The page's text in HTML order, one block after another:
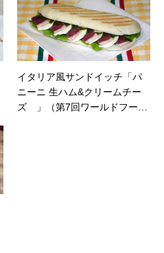
イタリア風サンドイッチ「パ
ニーニ 生ハム&クリームチー
ズ 」（第7回ワールドフード